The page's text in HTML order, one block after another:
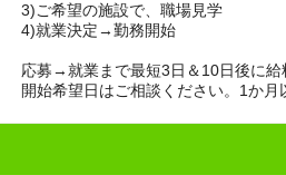
3)ご希望の施設で、職場見学
4)就業決定→勤務開始
応募→就業まで最短3日＆10日後に給
開始希望日はご相談ください。1か月